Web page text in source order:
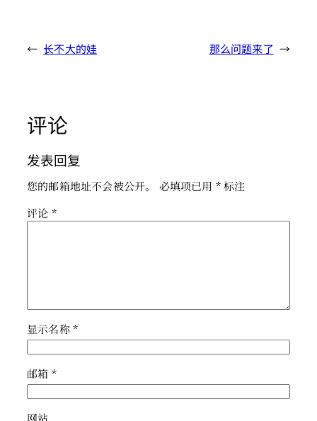
← 长不大的娃 那么问题来了 →
评论
发表回复
您的邮箱地址不会被公开。 必填项已用 *标注
评论 *
显示名称*
邮箱 *
网站